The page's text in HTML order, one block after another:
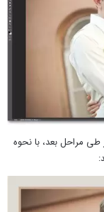
مراحل بعد، با نحوه